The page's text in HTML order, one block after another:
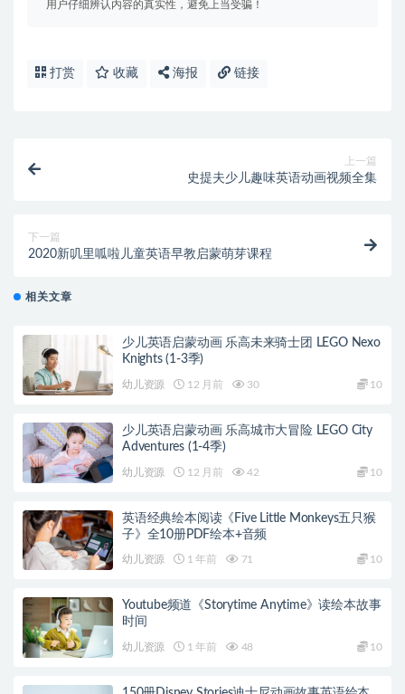
用户仔细辨认内容的真实性，避免上当受骗！
打赏 收藏 海报 链接
上一篇
史提夫少儿趣味英语动画视频全集
下一篇
2020新叽里呱啦儿童英语早教启蒙萌芽课程
相关文章
少儿英语启蒙动画 乐高未来骑士团 LEGO Nexo
Knights (1-3季)
幼儿资源 12 月前 30 10
少儿英语启蒙动画 乐高城市大冒险 LEGO City
Adventures (1-4季)
幼儿资源 12 月前 42 10
英语经典绘本阅读《Five Little Monkeys五只猴
子》全10册PDF绘本+音频
幼儿资源 1 年前 71 10
Youtube频道《Storytime Anytime》读绘本故事
时间
幼儿资源 1 年前 48 10